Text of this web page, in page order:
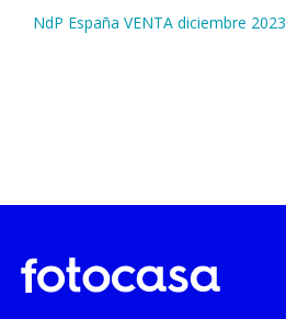
NdP España VENTA diciembre 2023